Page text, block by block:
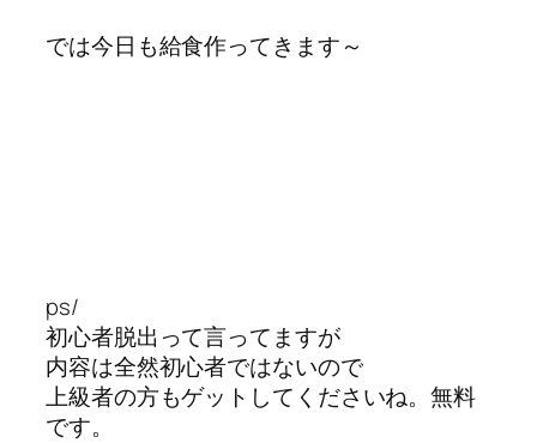
では今日も給食作ってきます～
ps/
初心者脱出って言ってますが
内容は全然初心者ではないので
上級者の方もゲットしてくださいね。無料
です。